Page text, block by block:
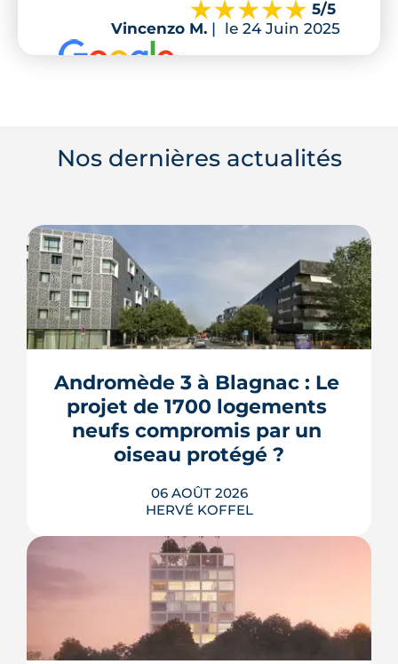
5/5
Vincenzo M. | le 24 Juin 2025
Nos dernières actualités
Andromède 3 à Blagnac : Le
projet de 1700 logements
neufs compromis par un
oiseau protégé ?
06 AOÛT 2026
HERVÉ KOFFEL
La troisième et dernière phase de
l'écoquartier Andromède doit livrer
près de 1 700 logements à partir de